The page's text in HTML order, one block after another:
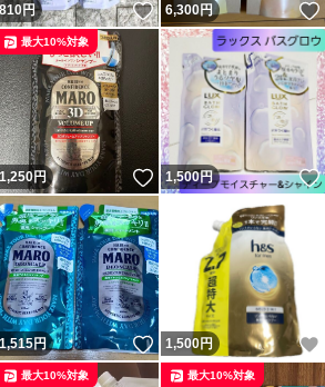
810円 いいね！
6,300円
いね！
1,250円 いいね！
最大10%対象
1,500円
いね！
1,515円 いいね！
1,500円
最大10%対象 最大10%対象